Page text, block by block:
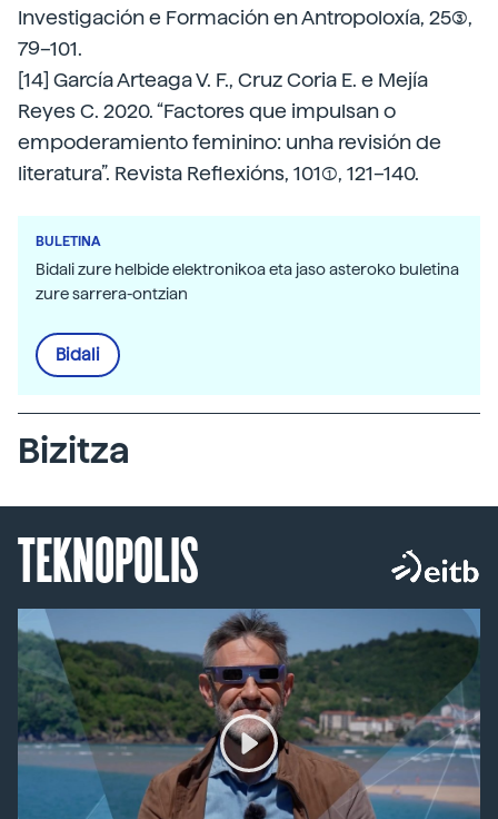
Investigación e Formación en Antropoloxía, 25(3),
79–101.
[14] García Arteaga V. F., Cruz Coria E. e Mejía
Reyes C. 2020. “Factores que impulsan o
empoderamiento feminino: unha revisión de
literatura”. Revista Reflexións, 101(1), 121–140.
BULETINA
Bidali zure helbide elektronikoa eta jaso asteroko buletina
zure sarrera-ontzian
Bidali
Bizitza
TEKNOPOLIS